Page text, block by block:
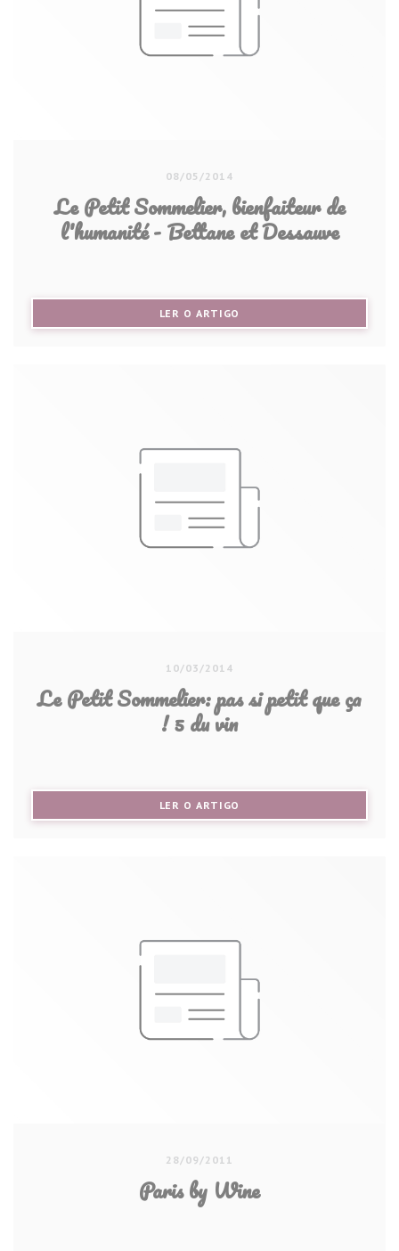
08/05/2014
Le Petit Sommelier, bienfaiteur de
l'humanité - Bettane et Dessauve
LER O ARTIGO
10/03/2014
Le Petit Sommelier: pas si petit que ça
! 5 du vin
LER O ARTIGO
28/09/2011
Paris by Wine